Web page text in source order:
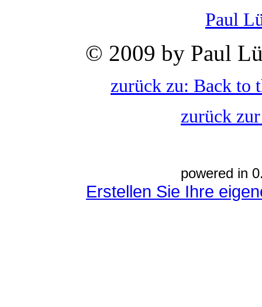
Paul
© 2009 by Paul
zurück zu: Back to
zurück
powered in
Erstellen Sie Ihre